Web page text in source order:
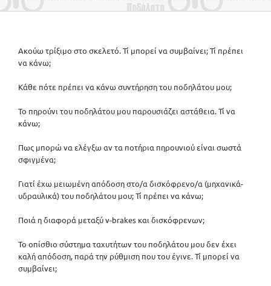
Ακούω τρίξιμο στο σκελετό. Τί μπορεί να συμβαίνει; Τί πρέπει
να κάνω;
Κάθε πότε πρέπει να κάνω συντήρηση του ποδηλάτου μου;
Το πηρούνι του ποδηλάτου μου παρουσιάζει αστάθεια. Τί να
κάνω;
Πως μπορώ να ελέγξω αν τα ποτήρια πηρουνιού είναι σωστά
σφιγμένα;
Γιατί έχω μειωμένη απόδοση στο/α δισκόφρενο/α (μηχανικά-
υδραυλικά) του ποδηλάτου μου; Τί πρέπει να κάνω;
Ποιά η διαφορά μεταξύ v-brakes και δισκόφρενων;
Το οπίσθιο σύστημα ταχυτήτων του ποδηλάτου μου δεν έχει
καλή απόδοση, παρά την ρύθμιση που του έγινε. Τί μπορεί να
συμβαίνει;